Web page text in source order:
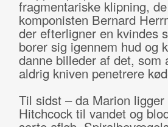
fragmentariske klipning,
komponisten Bernard
der efterligner en kvindes
borer sig igennem hud og
danne billeder af det,
aldrig kniven penetrere
Til sidst – da Marion
Hitchcock til vandet og